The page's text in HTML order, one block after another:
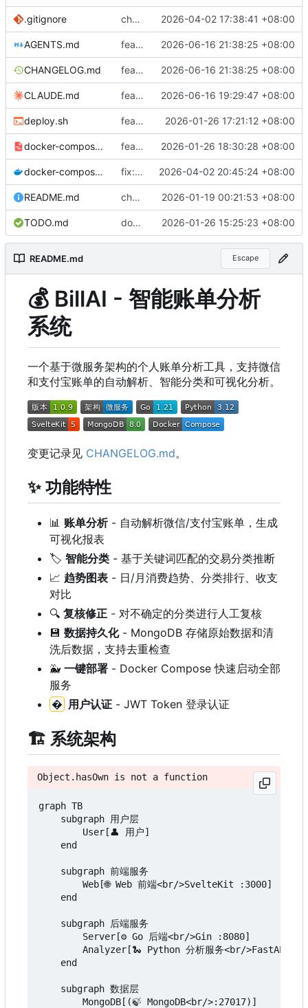
.gitignore chore: add server/server build artifact to gitignore 2026-04-02 17:38:41 +08:00
AGENTS.md feat: implement WeChat cross-batch refund reconciliation and fix misc issues 2026-06-16 21:38:25 +08:00
CHANGELOG.md feat: implement WeChat cross-batch refund reconciliation and fix misc issues 2026-06-16 21:38:25 +08:00
CLAUDE.md feat: implement cross-batch Alipay refund reconciliation 2026-06-16 19:29:47 +08:00
deploy.sh feat: 添加 Gitea Actions 自动部署功能 2026-01-26 17:21:12 +08:00
docker-compose.runner.yaml feat: 改用 Docker 模式运行 Gitea Actions 2026-01-26 18:30:28 +08:00
docker-compose.yaml fix: resolve CHANGELOG.md path issue for Docker deployment 2026-04-02 20:45:24 +08:00
README.md chore(release): v1.0.9 移除 Webhook 自动部署功能 2026-01-19 00:21:53 +08:00
TODO.md docs: add gitea webhook deploy plan 2026-01-26 15:25:23 +08:00
README.md Escape
💰 BillAI - 智能账单分析
系统
一个基于微服务架构的个人账单分析工具，支持微信
和支付宝账单的自动解析、智能分类和可视化分析。
变更记录见 CHANGELOG.md。
✨ 功能特性
📊 账单分析- 自动解析微信/支付宝账单，生成
可视化报表
🏷️ 智能分类 - 基于关键词匹配的交易分类推断
📈 趋势图表 - 日/月消费趋势、分类排行、收支
对比
🔍 复核修正 - 对不确定的分类进行人工复核
💾 数据持久化- MongoDB 存储原始数据和清
洗后数据，支持去重检查
🐳 一键部署 - Docker Compose 快速启动全部
服务
� 用户认证 - JWT Token 登录认证
🏗️ 系统架构
Object.hasOwn is not a function
graph TB
    subgraph 用户层
        User[👤 用户]
    end
    subgraph 前端服务
        Web[🌐 Web 前端<br/>SvelteKit :3000]
    end
    subgraph 后端服务
        Server[⚙️ Go 后端<br/>Gin :8080]
Analyzer[🐍 Python 分析服务<br/>FastAPI
    end
    subgraph 数据层
        MongoDB[(🍃 MongoDB<br/>:27017)]